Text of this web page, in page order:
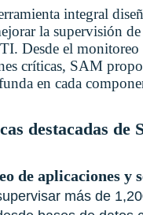
integral
la supervisión de
Desde el monitoreo
críticas, SAM
en cada
destacadas de
de aplicaciones y
más de